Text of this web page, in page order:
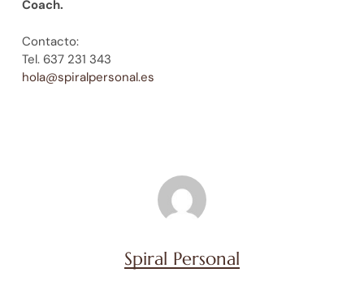
Coach.
Contacto:
Tel. 637 231 343
hola@spiralpersonal.es
Spiral Personal